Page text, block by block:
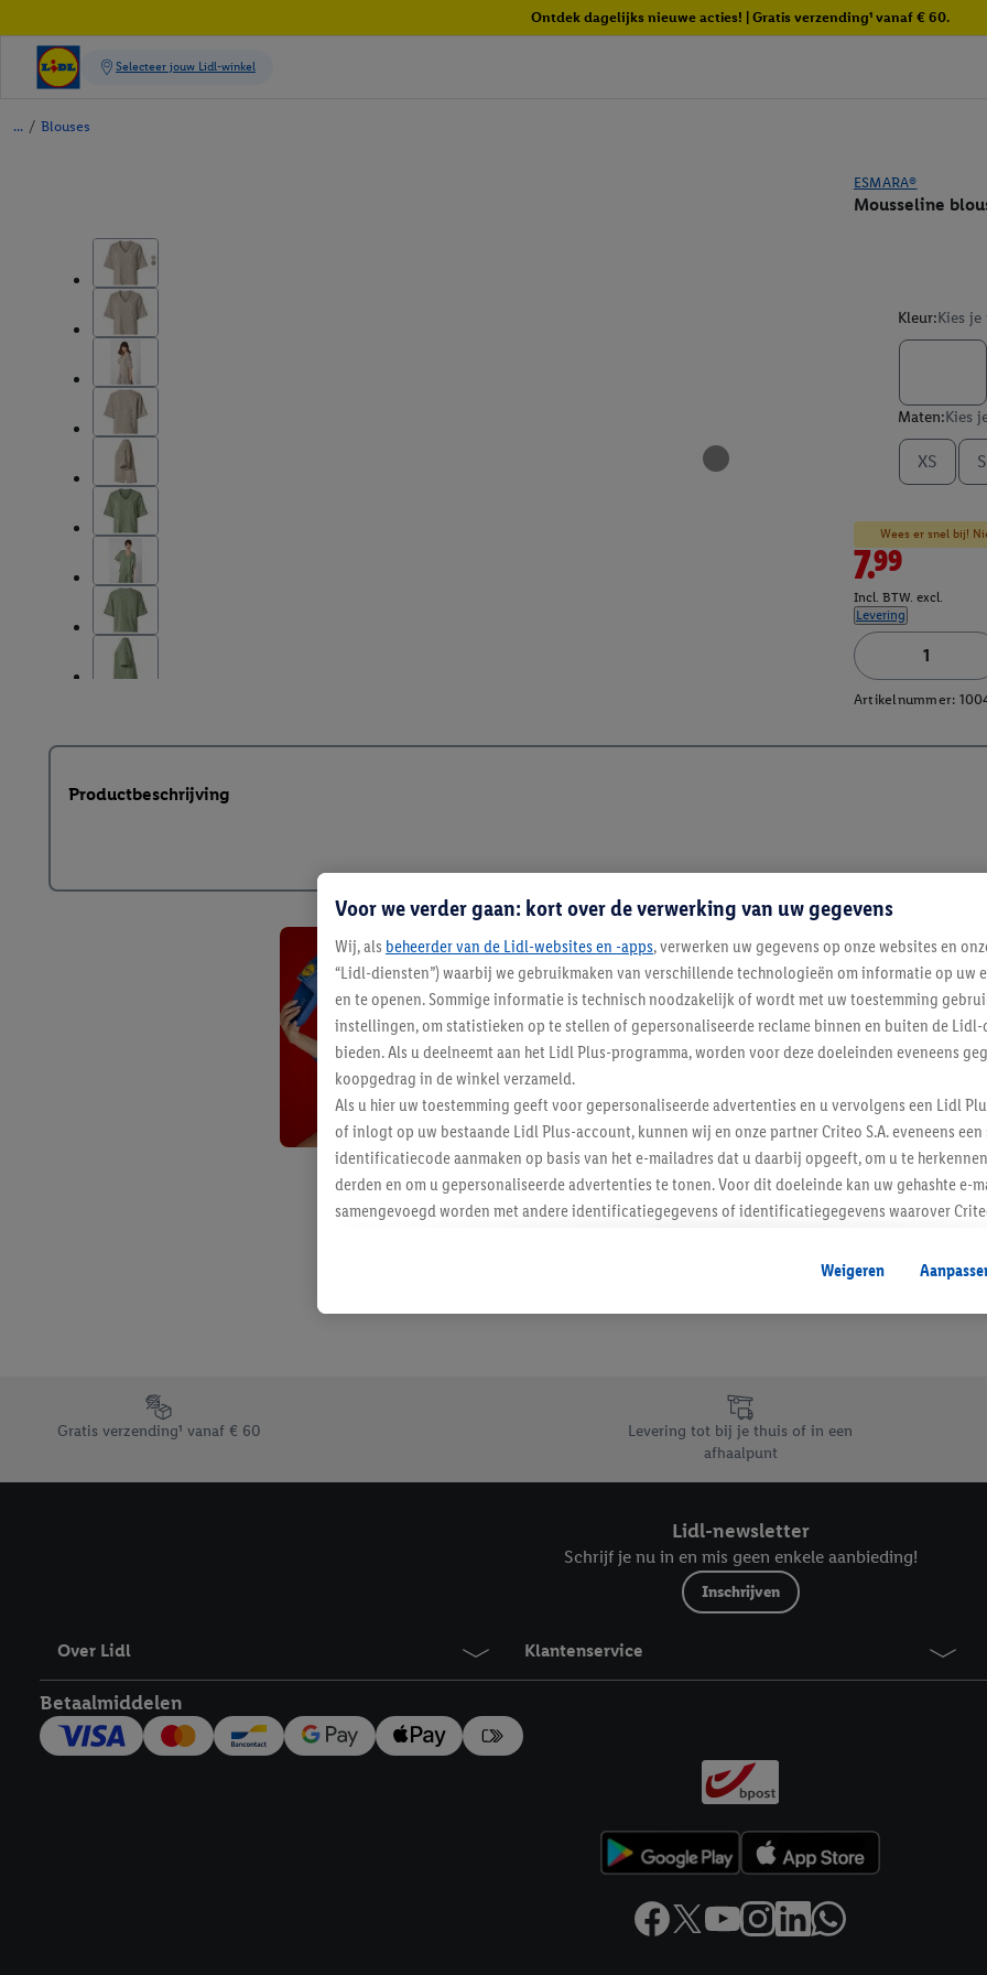
Ontdek dagelijks nieuwe acties! | Gratis verzending¹ vanaf € 60.
/ Blouses
ESMARA®
Mousseline
Kleur:Kies
Maten:Kies
XS S
Wees er snel bij!
7.99
Incl. BTW. excl.
Levering
Artikelnummer:
Productbeschrijving
Blijf op de
Schrijf je in op de
Footerelement met de verschillende USPs van Lidl.be
Gratis verzending¹ vanaf € 60
Levering tot bij je thuis of in een
afhaalpunt
Lidl-newsletter
Schrijf je nu in en mis geen enkele aanbieding!
Inschrijven
Over Lidl Klantenservice
Betaalmiddelen
Voor we verder gaan: kort over de verwerking van uw gegevens
Wij, als beheerder van de Lidl-websites en -apps, verwerken uw gegevens op onze websites en
“Lidl-diensten”) waarbij we gebruikmaken van verschillende technologieën om informatie op uw
en te openen. Sommige informatie is technisch noodzakelijk of wordt met uw toestemming
instellingen, om statistieken op te stellen of gepersonaliseerde reclame binnen en buiten de Lidl-
bieden. Als u deelneemt aan het Lidl Plus-programma, worden voor deze doeleinden eveneens
koopgedrag in de winkel verzameld.
Als u hier uw toestemming geeft voor gepersonaliseerde advertenties en u vervolgens een Lidl
of inlogt op uw bestaande Lidl Plus-account, kunnen wij en onze partner Criteo S.A. eveneens
identificatiecode aanmaken op basis van het e-mailadres dat u daarbij opgeeft, om u te
derden en om u gepersonaliseerde advertenties te tonen. Voor dit doeleinde kan uw gehashte e-
samengevoegd worden met andere identificatiegegevens of identificatiegegevens waarover
Als u hiermee akkoord gaat, kunnen advertenties in het kader van retargeting, d.w.z. advertenties
u interesse hebt getoond (bijvoorbeeld door het product in de webshop aan uw winkelmandje
niet te kopen), ook op verschillende apparaten en verschillende Lidl-diensten worden
Onder “Aanpassen” kunt u individuele doeleinden toestaan en meer informatie vinden over de
Door op “weigeren” te klikken, kunt u alleen het gebruik van de noodzakelijke technologieën
“aanvaarden” te klikken, stemt u in met alle verwerkingen voor alle bovengenoemde doeleinden.
Weigeren